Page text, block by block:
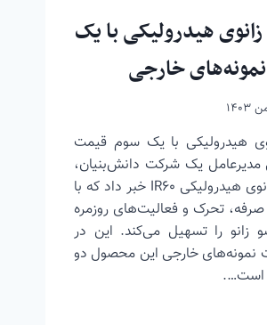
هیدرولیکی با یک
خارجی
هیدرولیکی با یک سوم قیمت
مدیرعامل یک شرکت دانش‌بنیان،
از تولید مفصل زانوی هیدرولیکی IR60 خبر داد که با
تحرک و فعالیت‌های روزمره
زانو را تسهیل می‌کند. این در
نمونه‌های خارجی این محصول دو
است….